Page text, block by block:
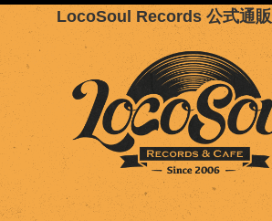
LocoSoul Records 公式通販